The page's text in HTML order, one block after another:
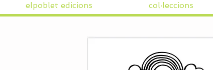
elpoblet edicions col·leccions